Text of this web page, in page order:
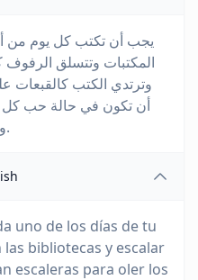
يجب أن تكتب كل يوم من
المكتبات وتتسلق الرفوف
وترتدي الكتب كالقبعات
أن تكون في حالة حب كل
ومن هذا الحب، أعد صياغة عالم.
uno de los días de tu
bibliotecas y escalar
escaleras para oler los